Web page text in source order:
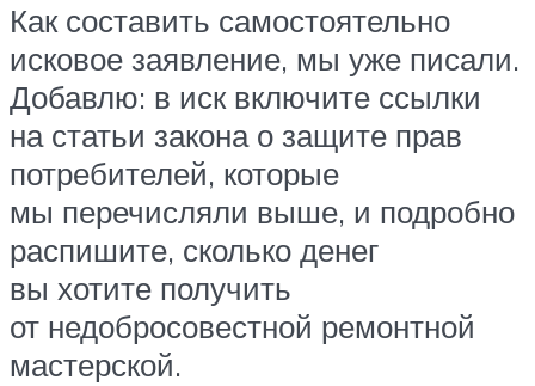
Как составить самостоятельно
исковое заявление, мы уже писали.
Добавлю: в иск включите ссылки
на статьи закона о защите прав
потребителей, которые
мы перечисляли выше, и подробно
распишите, сколько денег
вы хотите получить
от недобросовестной ремонтной
мастерской.